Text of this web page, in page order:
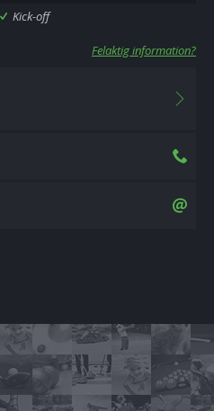
Kick-off
Felaktig information?